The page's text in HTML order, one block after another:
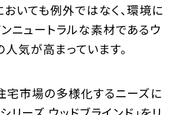
おいても例外ではなく、環境に
ニュートラルな素材であるウ
人気が高まっています。
宅市場の多様化するニーズに